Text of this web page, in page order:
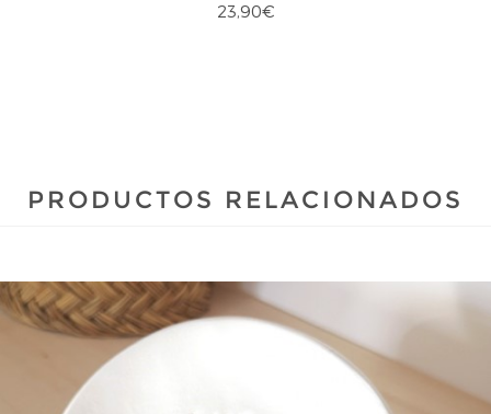
23,90€
PRODUCTOS RELACIONADOS